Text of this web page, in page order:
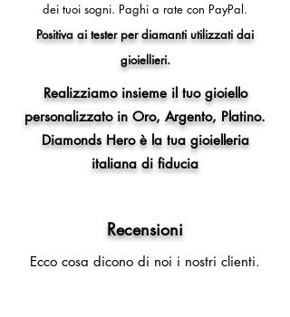
dei tuoi sogni. Paghi a rate con PayPal.
Positiva ai tester per diamanti utilizzati dai
gioiellieri.
Realizziamo insieme il tuo gioiello
personalizzato in Oro, Argento, Platino.
Diamonds Hero è la tua gioielleria
italiana di fiducia
Recensioni
Ecco cosa dicono di noi i nostri clienti.